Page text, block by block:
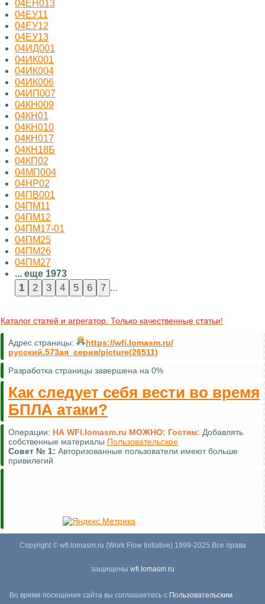
04ЕН013
04ЕУ11
04ЕУ12
04ЕУ13
04ИД001
04ИК001
04ИК004
04ИК006
04ИП007
04КН009
04КН01
04КН010
04КН017
04КН18Б
04КП02
04МП004
04НР02
04ПВ001
04ПМ11
04ПМ12
04ПМ17-01
04ПМ25
04ПМ26
04ПМ27
... еще 1973
...
Каталог статей и агрегатор. Только качественные статьи!
Адрес страницы:
https://wfi.lomasm.ru/
русский.573ая_серия/picture(26511)
Разработка страницы завершена на 0%
Как следует себя вести во время
БПЛА атаки?
Операции: НА WFI.lomasm.ru МОЖНО: Гостям:
Комментировать (почти везде)
Совет № 2: Для удобной навигации используйтекарту сайта
Copyright © wfi.lomasm.ru (Work Flow Initiative) 1999-2025 Все права
защищены wfi.lomasm.ru
Во время посещения сайта вы соглашаетесь с Пользовательским